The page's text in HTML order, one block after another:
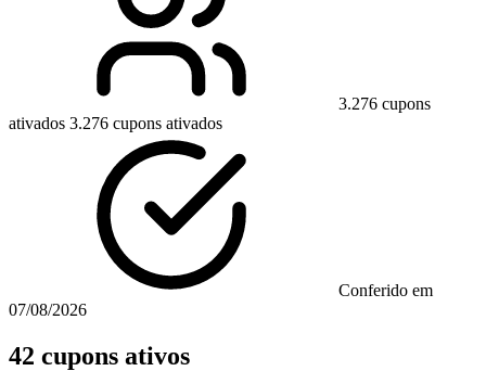
3.276 cupons
ativados 3.276 cupons ativados
Conferido em
07/08/2026
42 cupons ativos